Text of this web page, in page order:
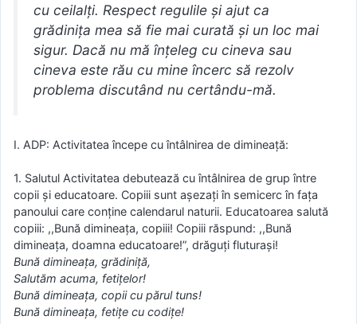
cu ceilalţi. Respect regulile şi ajut ca
grădiniţa mea să fie mai curată şi un loc mai
sigur. Dacă nu mă înţeleg cu cineva sau
cineva este rău cu mine încerc să rezolv
problema discutând nu certându-mă.
I. ADP: Activitatea începe cu întâlnirea de dimineaţă:
1. Salutul Activitatea debutează cu întâlnirea de grup între
copii şi educatoare. Copiii sunt aşezaţi în semicerc în faţa
panoului care conţine calendarul naturii. Educatoarea salută
copiii: ,,Bună dimineaţa, copiii! Copiii răspund: ,,Bună
dimineaţa, doamna educatoare!”, drăguţi fluturaşi!
Bună dimineaţa, grădiniţă,
Salutăm acuma, fetiţelor!
Bună dimineaţa, copii cu părul tuns!
Bună dimineaţa, fetiţe cu codiţe!